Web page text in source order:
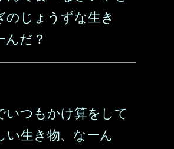
のじょうずな生き
んだ？
いつもかけ算をして
い生き物、なーん